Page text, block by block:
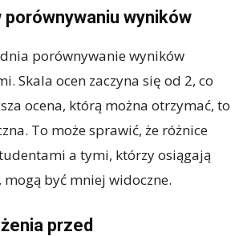
porównywaniu wyników
porównywanie wyników
Skala ocen zaczyna się od 2, co
ocena, którą można otrzymać, to
To może sprawić, że różnice
a tymi, którzy osiągają
być mniej widoczne.
przed